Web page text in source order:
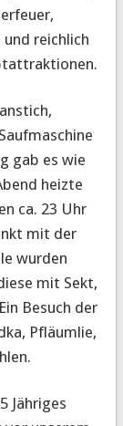
reichlich
gab es wie
heizte
ca. 23 Uhr
mit der
wurden
mit Sekt,
Besuch der
Pfläumlie,
Jähriges